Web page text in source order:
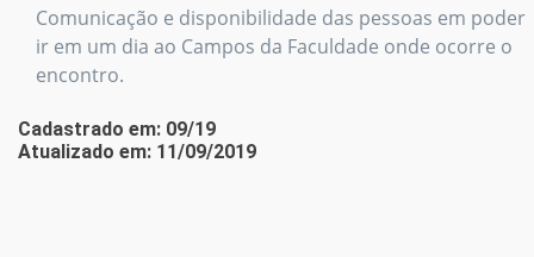
Comunicação e disponibilidade das pessoas em poder
ir em um dia ao Campos da Faculdade onde ocorre o
encontro.
Cadastrado em: 09/19
Atualizado em: 11/09/2019